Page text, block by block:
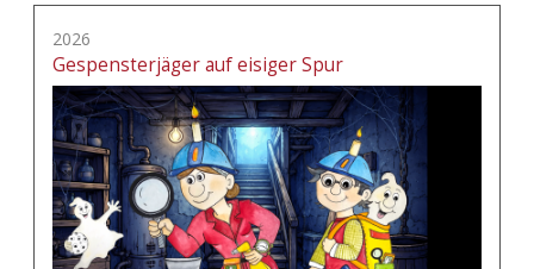
2026
Gespensterjäger auf eisiger Spur